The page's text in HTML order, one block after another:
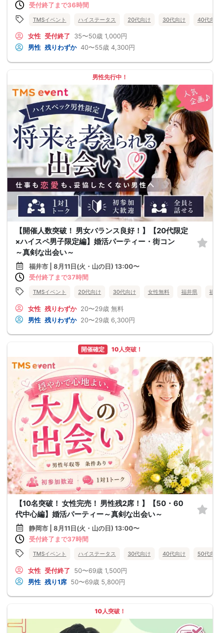
受付終了まで36時間
TMSイベント ハイステータス 20代向け 30代向け 40代向け
女性 受付終了 35〜50歳 1,000円
男性 残りわずか 40〜55歳 4,300円
男性先行中！
【開催人数突破！ 男女バランス良好！】【20代限定
×ハイスペ男子限定編】婚活パーティー・街コン
～真剣な出会い～
福井市 | 8月11日(火・山の日) 13:00〜
受付終了まで37時間
TMSイベント 20代向け 30代向け 女性無料 福井県 福
女性 残りわずか 20〜29歳 無料
男性 残りわずか 20〜29歳 6,300円
開催確定 10人突破！
【10名突破！ 女性完売！ 男性残2席！】【50・60
代中心編】婚活パーティー～真剣な出会い～
静岡市 | 8月11日(火・山の日) 13:00〜
受付終了まで37時間
TMSイベント ハイステータス 30代向け 40代向け 50代向け
女性 受付終了 50〜69歳 1,500円
男性 残り1席 50〜69歳 5,800円
10人突破！